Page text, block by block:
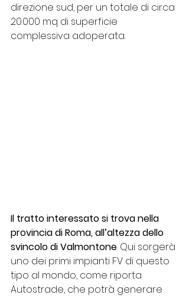
direzione sud, per un totale di circa
20.000 mq di superficie
complessiva adoperata.
Il tratto interessato si trova nella
provincia di Roma, all’altezza dello
svincolo di Valmontone. Qui sorgerà
uno dei primi impianti FV di questo
tipo al mondo, come riporta
Autostrade, che potrà generare